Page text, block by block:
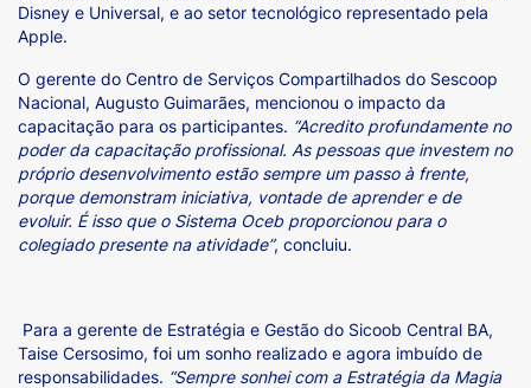
Disney e Universal, e ao setor tecnológico representado pela
Apple.
O gerente do Centro de Serviços Compartilhados do Sescoop
Nacional, Augusto Guimarães, mencionou o impacto da
capacitação para os participantes. “Acredito profundamente no
poder da capacitação profissional. As pessoas que investem no
próprio desenvolvimento estão sempre um passo à frente,
porque demonstram iniciativa, vontade de aprender e de
evoluir. É isso que o Sistema Oceb proporcionou para o
colegiado presente na atividade”, concluiu.
Para a gerente de Estratégia e Gestão do Sicoob Central BA,
Taise Cersosimo, foi um sonho realizado e agora imbuído de
responsabilidades. “Sempre sonhei com a Estratégia da Magia